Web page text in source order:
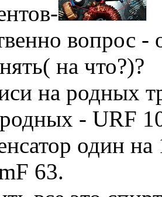
вопрос -
на что?)?
на родных
- URF
один
63.